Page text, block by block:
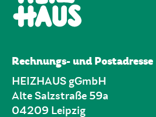
Rechnungs- und Postadresse
HEIZHAUS gGmbH
Alte Salzstraße 59a
04209 Leipzig